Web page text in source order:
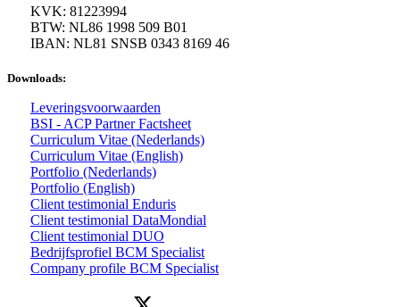
KVK: 81223994
BTW: NL86 1998 509 B01
IBAN: NL81 SNSB 0343 8169 46
Downloads:
Leveringsvoorwaarden
BSI - ACP Partner Factsheet
Curriculum Vitae (Nederlands)
Curriculum Vitae (English)
Portfolio (Nederlands)
Portfolio (English)
Client testimonial Enduris
Client testimonial DataMondial
Client testimonial DUO
Bedrijfsprofiel BCM Specialist
Company profile BCM Specialist